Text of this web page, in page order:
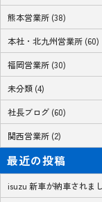
熊本営業所 (38)
本社・北九州営業所 (60)
福岡営業所 (30)
未分類 (4)
社長ブログ (60)
関西営業所 (2)
最近の投稿
isuzu 新車が納車されま